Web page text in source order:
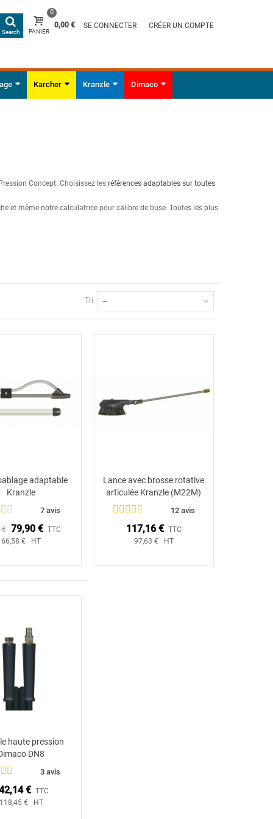
Search PANIER
0
0,00 € SE CONNECTER CRÉER UN COMPTE
Karcher Kranzle Dimaco
Concept. Choisissez les références adaptables sur toutes
et même notre calculatrice pour calibre de buse. Toutes les plus
Tri --
Ajouter au panier
adaptable
Kranzle
7 avis
€ 79,90 € TTC
66,58 € HT
Ajouter au panier
Lance avec brosse rotative
articulée Kranzle (M22M)
12 avis
117,16 € TTC
97,63 € HT
Ajouter au panier
haute pression
DN8
3 avis
€ TTC
118,45 € HT